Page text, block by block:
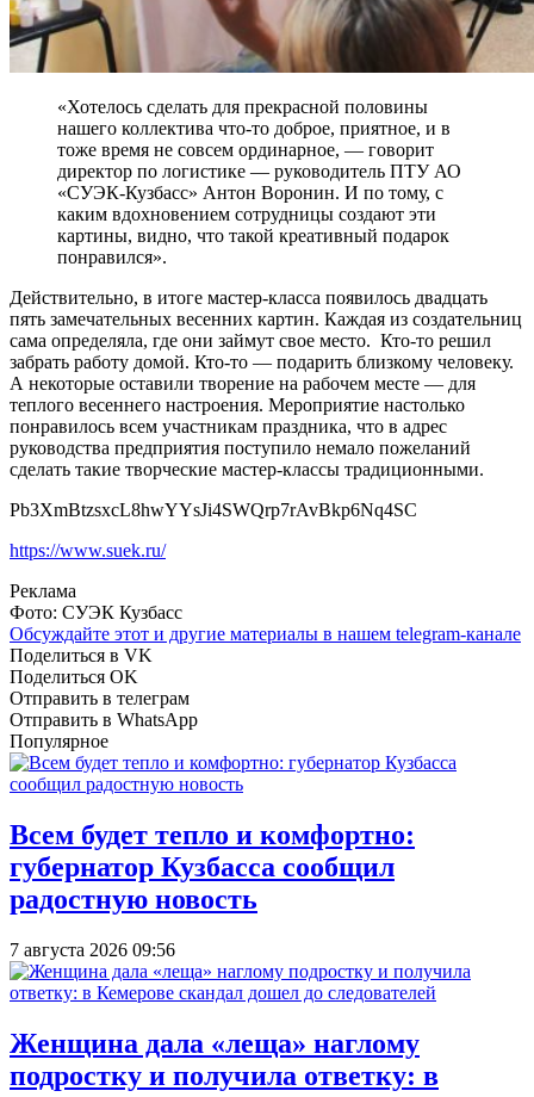
«Хотелось сделать для прекрасной половины
нашего коллектива что-то доброе, приятное, и в
тоже время не совсем ординарное, — говорит
директор по логистике — руководитель ПТУ АО
«СУЭК-Кузбасс» Антон Воронин. И по тому, с
каким вдохновением сотрудницы создают эти
картины, видно, что такой креативный подарок
понравился».
Действительно, в итоге мастер-класса появилось двадцать
пять замечательных весенних картин. Каждая из создательниц
сама определяла, где они займут свое место. Кто-то решил
забрать работу домой. Кто-то — подарить близкому человеку.
А некоторые оставили творение на рабочем месте — для
теплого весеннего настроения. Мероприятие настолько
понравилось всем участникам праздника, что в адрес
руководства предприятия поступило немало пожеланий
сделать такие творческие мастер-классы традиционными.
Pb3XmBtzsxcL8hwYYsJi4SWQrp7rAvBkp6Nq4SC
https://www.suek.ru/
Реклама
Фото: СУЭК Кузбасс
Обсуждайте этот и другие материалы в нашем telegram-канале
Поделиться в VK
Поделиться OK
Отправить в телеграм
Отправить в WhatsApp
Популярное
Всем будет тепло и комфортно:
губернатор Кузбасса сообщил
радостную новость
7 августа 2026 09:56
Женщина дала «леща» наглому
подростку и получила ответку: в